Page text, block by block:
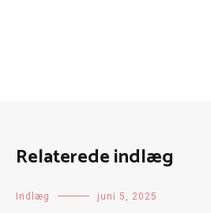
Relaterede indlæg
Indlæg juni 5, 2025